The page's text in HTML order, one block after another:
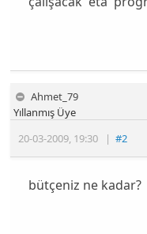
Ahmet_79
20-03-2009, 19:30 |#2
Yıllanmış Üye
bütçeniz ne kadar?